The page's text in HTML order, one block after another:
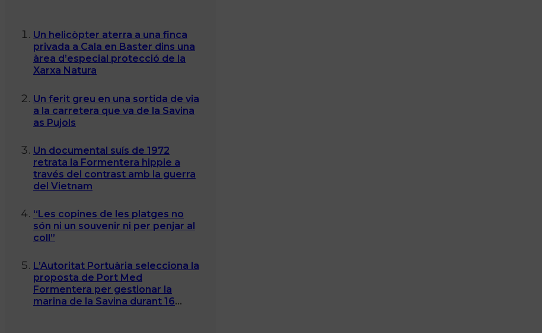
Un helicòpter aterra a una finca
privada a Cala en Baster dins una
àrea d’especial protecció de la
Xarxa Natura
Un ferit greu en una sortida de via
a la carretera que va de la Savina
as Pujols
Un documental suís de 1972
retrata la Formentera hippie a
través del contrast amb la guerra
del Vietnam
“Les copines de les platges no
són ni un souvenir ni per penjar al
coll”
L’Autoritat Portuària selecciona la
proposta de Port Med
Formentera per gestionar la
marina de la Savina durant 16